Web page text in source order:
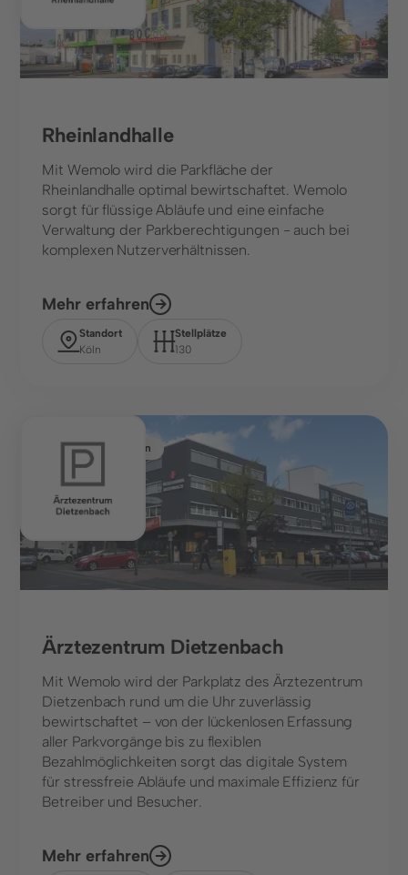
Rheinlandhalle
Mit Wemolo wird die Parkfläche der
Rheinlandhalle optimal bewirtschaftet. Wemolo
sorgt für flüssige Abläufe und eine einfache
Verwaltung der Parkberechtigungen - auch bei
komplexen Nutzerverhältnissen.
Mehr erfahren
Standort
Köln
Stellplätze
130
Gesundheitswesen
Ärztezentrum Dietzenbach
Mit Wemolo wird der Parkplatz des Ärztezentrum
Dietzenbach rund um die Uhr zuverlässig
bewirtschaftet – von der lückenlosen Erfassung
aller Parkvorgänge bis zu flexiblen
Bezahlmöglichkeiten sorgt das digitale System
für stressfreie Abläufe und maximale Effizienz für
Betreiber und Besucher.
Mehr erfahren